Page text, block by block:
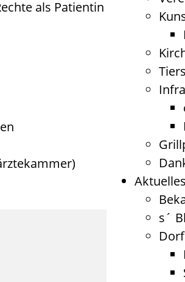
Aktuelles
s´
als Patientin